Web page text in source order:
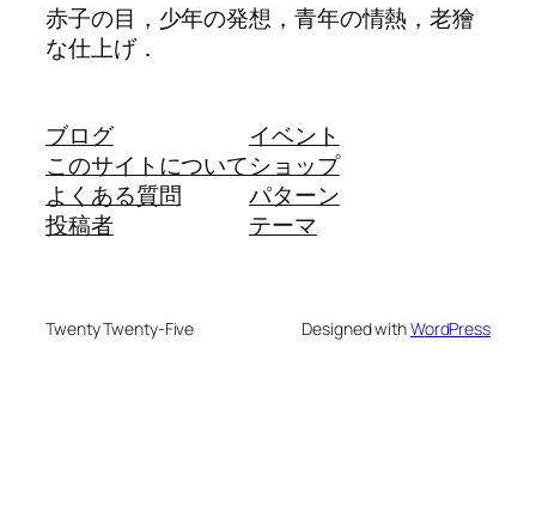
赤子の目，少年の発想，青年の情熱，老獪
な仕上げ．
ブログ
このサイトについて
よくある質問
投稿者
イベント
ショップ
パターン
テーマ
Twenty Twenty-Five Designed withWordPress